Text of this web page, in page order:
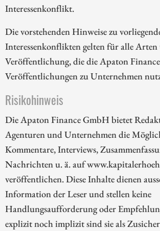
Interessenkonflikt.
Die vorstehenden Hinweise zu
Interessenkonflikten gelten für alle
Veröffentlichung, die die Apaton
Veröffentlichungen zu Unternehmen
Risikohinweis
Die Apaton Finance GmbH bietet
Agenturen und Unternehmen die
Kommentare, Interviews,
Nachrichten u. ä. auf
veröffentlichen. Diese Inhalte dienen
Information der Leser und stellen keine
Handlungsaufforderung oder
explizit noch implizit sind sie als